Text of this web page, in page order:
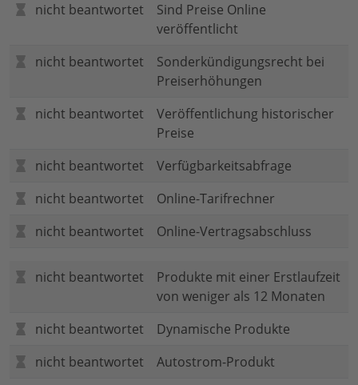
nicht beantwortet
Sind Preise Online
veröffentlicht
nicht beantwortet
Sonderkündigungsrecht bei
Preiserhöhungen
nicht beantwortet
Veröffentlichung historischer
Preise
nicht beantwortet
Verfügbarkeitsabfrage
nicht beantwortet
Online-Tarifrechner
nicht beantwortet
Online-Vertragsabschluss
nicht beantwortet
Produkte mit einer Erstlaufzeit
von weniger als 12 Monaten
nicht beantwortet
Dynamische Produkte
nicht beantwortet
Autostrom-Produkt